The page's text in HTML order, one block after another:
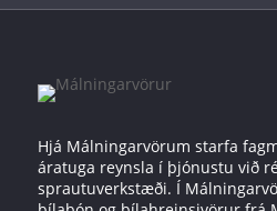
Hjá Málningarvörum starfa
áratuga reynsla í þjónustu við
sprautuverkstæði. Í